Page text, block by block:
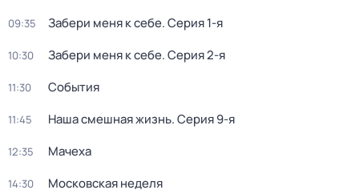
09:35 Забери меня к себе. Серия 1-я
10:30 Забери меня к себе. Серия 2-я
11:30 События
11:45 Наша смешная жизнь. Серия 9-я
12:35 Мачеха
14:30 Московская неделя